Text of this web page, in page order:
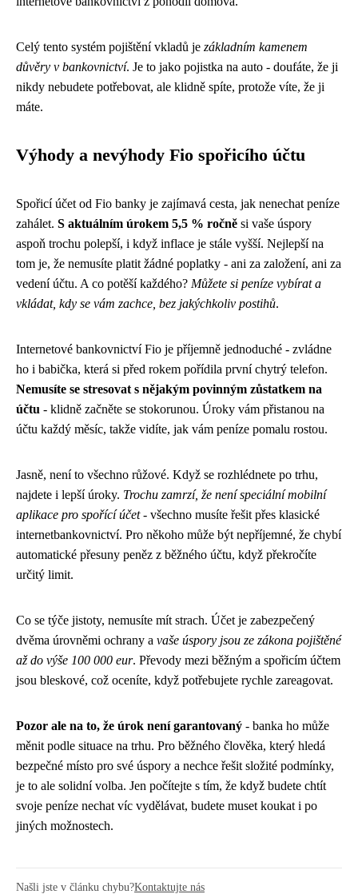
Celý tento systém pojištění vkladů je základním kamenem
důvěry v bankovnictví. Je to jako pojistka na auto - doufáte, že ji
nikdy nebudete potřebovat, ale klidně spíte, protože víte, že ji
máte.
Výhody a nevýhody Fio spořicího účtu
Spořicí účet od Fio banky je zajímavá cesta, jak nenechat peníze
zahálet. S aktuálním úrokem 5,5 % ročně si vaše úspory
aspoň trochu polepší, i když inflace je stále vyšší. Nejlepší na
tom je, že nemusíte platit žádné poplatky - ani za založení, ani za
vedení účtu. A co potěší každého? Můžete si peníze vybírat a
vkládat, kdy se vám zachce, bez jakýchkoliv postihů.
Internetové bankovnictví Fio je příjemně jednoduché - zvládne
ho i babička, která si před rokem pořídila první chytrý telefon.
Nemusíte se stresovat s nějakým povinným zůstatkem na
účtu - klidně začněte se stokorunou. Úroky vám přistanou na
účtu každý měsíc, takže vidíte, jak vám peníze pomalu rostou.
Jasně, není to všechno růžové. Když se rozhlédnete po trhu,
najdete i lepší úroky. Trochu zamrzí, že není speciální mobilní
aplikace pro spořící účet- všechno musíte řešit přes klasické
internetbankovnictví. Pro někoho může být nepříjemné, že chybí
automatické přesuny peněz z běžného účtu, když překročíte
určitý limit.
Co se týče jistoty, nemusíte mít strach. Účet je zabezpečený
dvěma úrovněmi ochrany a vaše úspory jsou ze zákona pojištěné
až do výše 100 000 eur. Převody mezi běžným a spořicím účtem
jsou bleskové, což oceníte, když potřebujete rychle zareagovat.
Pozor ale na to, že úrok není garantovaný - banka ho může
měnit podle situace na trhu. Pro běžného člověka, který hledá
bezpečné místo pro své úspory a nechce řešit složité podmínky,
je to ale solidní volba. Jen počítejte s tím, že když budete chtít
svoje peníze nechat víc vydělávat, budete muset koukat i po
jiných možnostech.
Našli jste v článku chybu?Kontaktujte nás